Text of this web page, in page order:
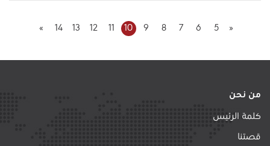
«
5
6
7
8
9
10
11
12
13
14
»
من نحن
كلمة الرئيس
قصتنا